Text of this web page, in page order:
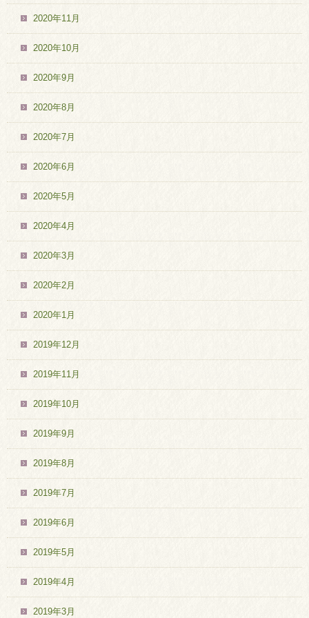
2020年11月
2020年10月
2020年9月
2020年8月
2020年7月
2020年6月
2020年5月
2020年4月
2020年3月
2020年2月
2020年1月
2019年12月
2019年11月
2019年10月
2019年9月
2019年8月
2019年7月
2019年6月
2019年5月
2019年4月
2019年3月